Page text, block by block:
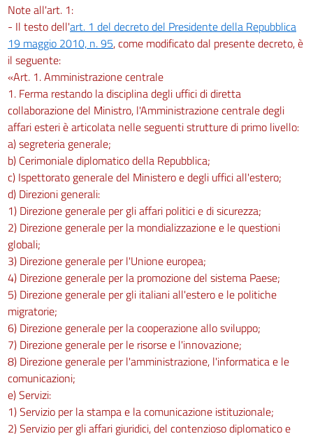
Note all'art. 1:
- Il testo dell'art. 1 del decreto del Presidente della Repubblica
19 maggio 2010, n. 95, come modificato dal presente decreto, è
il seguente:
«Art. 1. Amministrazione centrale
1. Ferma restando la disciplina degli uffici di diretta
collaborazione del Ministro, l'Amministrazione centrale degli
affari esteri è articolata nelle seguenti strutture di primo livello:
a) segreteria generale;
b) Cerimoniale diplomatico della Repubblica;
c) Ispettorato generale del Ministero e degli uffici all'estero;
d) Direzioni generali:
1) Direzione generale per gli affari politici e di sicurezza;
2) Direzione generale per la mondializzazione e le questioni
globali;
3) Direzione generale per l'Unione europea;
4) Direzione generale per la promozione del sistema Paese;
5) Direzione generale per gli italiani all'estero e le politiche
migratorie;
6) Direzione generale per la cooperazione allo sviluppo;
7) Direzione generale per le risorse e l'innovazione;
8) Direzione generale per l'amministrazione, l'informatica e le
comunicazioni;
e) Servizi:
1) Servizio per la stampa e la comunicazione istituzionale;
2) Servizio per gli affari giuridici, del contenzioso diplomatico e